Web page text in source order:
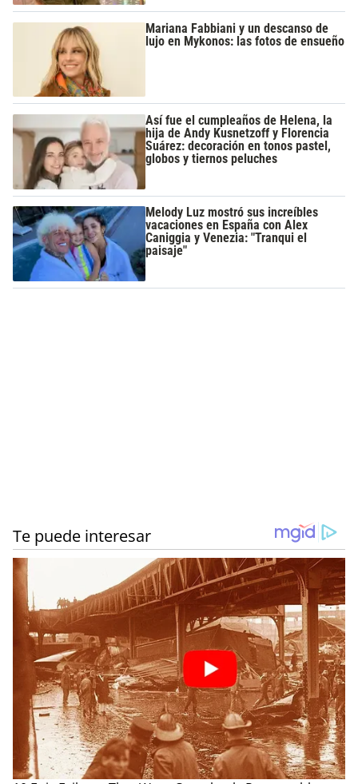
Mariana Fabbiani y un descanso de
lujo en Mykonos: las fotos de ensueño
Así fue el cumpleaños de Helena, la
hija de Andy Kusnetzoff y Florencia
Suárez: decoración en tonos pastel,
globos y tiernos peluches
Melody Luz mostró sus increíbles
vacaciones en España con Alex
Caniggia y Venezia: "Tranqui el
paisaje"